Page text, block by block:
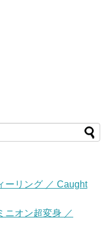
ーリング ／ Caught
ニオン超変身 ／